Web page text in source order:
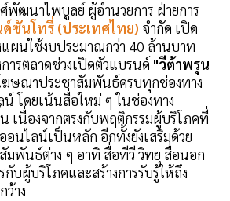
พัฒนาไพบูลย์ ผู้อำนวยการ ฝ่ายการ
ซันโทรี่ (ประเทศไทย) จำกัด เปิด
แผนใช้งบประมาณกว่า 40 ล้านบาท
ารตลาดช่วงเปิดตัวแบรนด์ "วีต้าพรุน
ษณาประชาสัมพันธ์ครบทุกช่องทาง
โดยเน้นสื่อใหม่ ๆ ในช่องทาง
เนื่องจากตรงกับพฤติกรรมผู้บริโภคที่
นไลน์เป็นหลัก อีกทั้งยังเสริมด้วย
มพันธ์ต่าง ๆ อาทิ สื่อทีวี วิทยุ สื่อนอก
บผู้บริโภคและสร้างการรับรู้ให้ถึง
ว้าง